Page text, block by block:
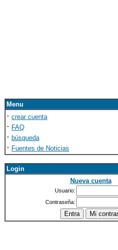
Menu
· crear cuenta
· FAQ
· búsqueda
· Fuentes de Noticias
Login
Nueva cuenta
Usuario:
Contraseña: